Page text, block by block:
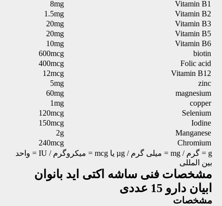
Vitamin B1
8mg
Vitamin B2
1.5mg
Vitamin B3
20mg
Vitamin B5
20mg
Vitamin B6
10mg
biotin
600mcg
Folic acid
400mcg
Vitamin B12
12mcg
zinc
5mg
magnesium
60mg
copper
1mg
Selenium
120mcg
Iodine
150mcg
Manganese
2g
Chromium
240mcg
g = گرم / mg = میلی گرم / µg یا mcg = میکروگرم / IU = واحد
بین المللی
مشخصات فنی ساشه اکتی اید بانوان
ابیان دارو 15 عددی
مشخصات